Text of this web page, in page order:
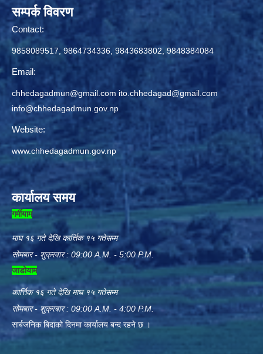
सम्पर्क विवरण
Contact:
9858089517, 9864734336, 9843683802, 9848384084
Email:
chhedagadmun@gmail.com ito.chhedagad@gmail.com
info@chhedagadmun.gov.np
Website:
www.chhedagadmun.gov.np
कार्यालय समय
गर्मीयाम
माघ १६ गते देखि कार्त्तिक १५ गतेसम्म
सोमबार - शुक्रवार : 09:00 A.M. - 5:00 P.M.
जाडोयाम
कार्त्तिक १६ गते देखि माघ १५ गतेसम्म
सोमबार - शुक्रबार : 09:00 A.M. - 4:00 P.M.
सार्बजनिक बिदाको दिनमा कार्यालय बन्द रहने छ ।